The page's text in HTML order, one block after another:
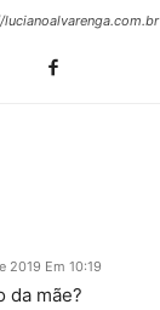
2019 Em 10:19
da mãe?